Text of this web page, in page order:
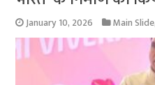
January 10, 2026 Main Slide